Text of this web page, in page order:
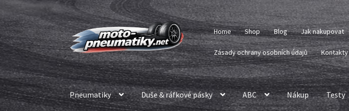
Přeskočit
na
navigaci
Přejít
k
obsahu
webu
Home Shop Blog Jak nakupovat
Zásady ochrany osobních údajů Kontakty
Pneumatiky Duše & ráfkové pásky ABC Nákup Testy